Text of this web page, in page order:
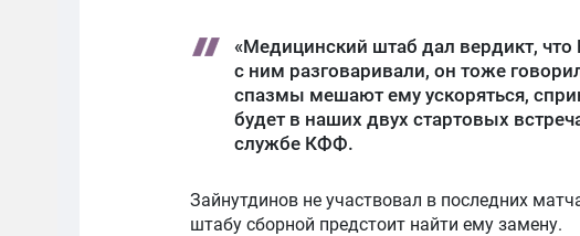
«Медицинский штаб дал вердикт,
с ним разговаривали, он тоже
спазмы мешают ему ускоряться,
будет в наших двух стартовых
службе КФФ.
Зайнутдинов не участвовал в последних
штабу сборной предстоит найти ему замену.